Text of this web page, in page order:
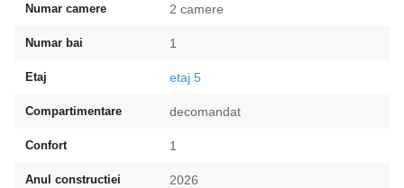
Numar camere 2 camere
Numar bai 1
Etaj etaj 5
Compartimentare decomandat
Confort 1
Anul constructiei 2026